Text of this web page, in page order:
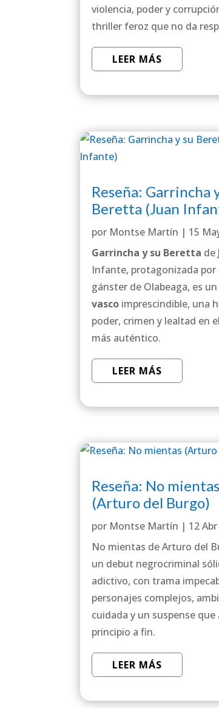
violencia, poder y
thriller feroz que no da
LEER MÁS
Reseña: Garrincha
Beretta (Juan
por Montse Martín | 15
Garrincha y su Beretta de
Infante, protagonizada por
gánster de Olabeaga, es un
vasco imprescindible, una
poder, crimen y lealtad en
más auténtico.
LEER MÁS
Reseña: No mientas
(Arturo del Burgo)
por Montse Martín | 12
No mientas de Arturo del
un debut negrocriminal
adictivo, con trama
personajes complejos,
cuidada y un suspense que
principio a fin.
LEER MÁS